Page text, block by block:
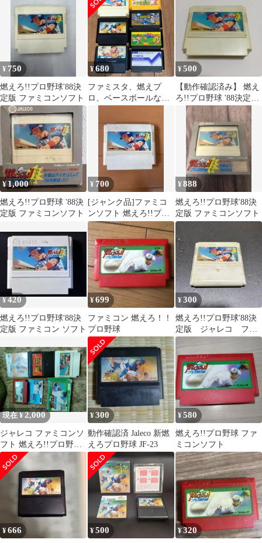
フト
¥ 750
燃えろ!!プロ野球'88決
定版 ファミコンソフト
¥680
ファミスタ、燃えプ
ロ、ベースボールな
フト７本セット 箱説
なし
¥500
【動作確認済み】 燃え
ろ!!プロ野球 '88決定版
ファミコン カセットの
¥1,000
燃えろ!!プロ野球 '88決
定版 ファミコンソフト
¥ 700
[ジャンク品]ファミコ
ンソフト 燃えろ!!プロ
野球 '88決定版
¥888
燃えろ!!プロ野球'88決
定版 ファミコンソフト
¥420
燃えろ!!プロ野球'88決
定版 ファミコン ソフト
¥699
ファミコン 燃えろ！！
プロ野球
¥300
燃えろ!!プロ野球'88決
定版 ジャレコ ファ
ミコン 蓋付 動作確認
現在 ¥2,000
ジャレコ ファミコンソ
フト 燃えろ!!プロ野球
3本セット
¥300
動作確認済 Jaleco 新燃
えろプロ野球 JF-23
¥580
燃えろ!!プロ野球 ファ
ミコンソフト
¥666 ¥500 ¥320